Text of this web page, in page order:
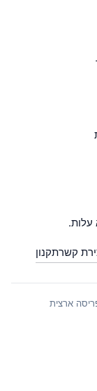
עלות.
קשרתקנון
ארצית